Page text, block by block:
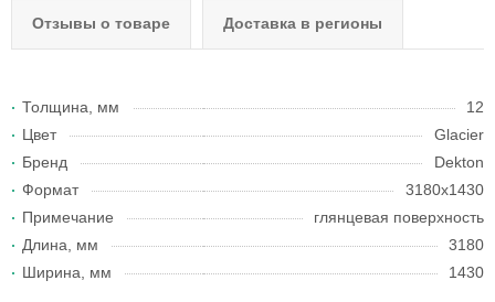
Отзывы о товаре Доставка в регионы
Толщина, мм
12
Цвет
Glacier
Бренд
Dekton
Формат
3180x1430
Примечание
глянцевая поверхность
Длина, мм
3180
Ширина, мм
1430